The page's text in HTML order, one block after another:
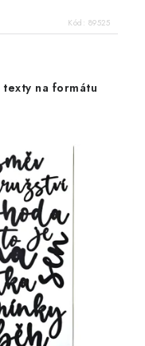
Kód: 89525
texty na formátu